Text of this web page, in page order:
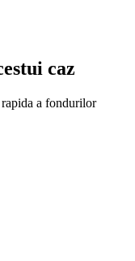
caz
a fondurilor